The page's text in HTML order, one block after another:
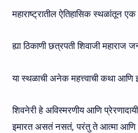
महाराष्ट्रातील ऐतिहासिक स्थळांतून
ह्या ठिकाणी छत्रपती शिवाजी महाराज
या स्थळाची अनेक महत्त्वाची कथा आणि
शिवनेरी हे अविस्मरणीय आणि
इमारत असतं नसतं, परंतु ते आत्मा आणि